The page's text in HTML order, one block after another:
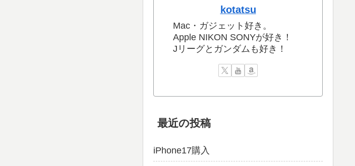
kotatsu
Mac・ガジェット好き。
Apple NIKON SONYが好き！
Jリーグとガンダムも好き！
最近の投稿
iPhone17購入